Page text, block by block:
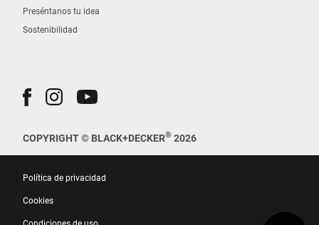
Preséntanos tu idea
Sostenibilidad
COPYRIGHT © BLACK+DECKER® 2026
Política de privacidad
Cookies